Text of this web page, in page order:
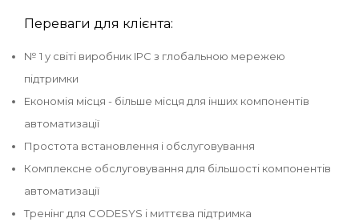
Переваги для клієнта:
№ 1 у світі виробник IPC з глобальною мережею
підтримки
Економія місця - більше місця для інших компонентів
автоматизації
Простота встановлення і обслуговування
Комплексне обслуговування для більшості компонентів
автоматизації
Тренінг для CODESYS і миттєва підтримка